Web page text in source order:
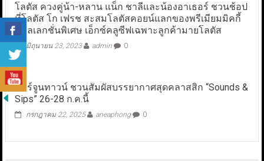
โลตัส ควงคู่น้า-หลาน แน็ก ชาลีและน้องอาเธอร์ ชวนช้อป
ที่โลตัส โก เฟรช สะสมโลตัสคอยน์แลกของพรีเมียมมิคกี้
คอลเลกชั่นพิเศษ เอ็กซ์คลูซีฟเฉพาะลูกค้ามายโลตัส
มิถุนายน 23, 2023 admin 0
ฟอร์จูนทาวน์ ชวนสัมผัสบรรยากาศสุดคลาสสิก “Sounds &
Sips” 26-28 ก.ค.นี้
กรกฎาคม 22, 2025 aneaphong 0